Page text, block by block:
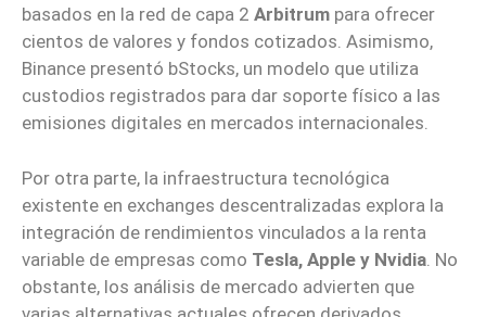
basados en la red de capa 2 Arbitrum para ofrecer
cientos de valores y fondos cotizados. Asimismo,
Binance presentó bStocks, un modelo que utiliza
custodios registrados para dar soporte físico a las
emisiones digitales en mercados internacionales.
Por otra parte, la infraestructura tecnológica
existente en exchanges descentralizadas explora la
integración de rendimientos vinculados a la renta
variable de empresas como Tesla, Apple y Nvidia . No
obstante, los análisis de mercado advierten que